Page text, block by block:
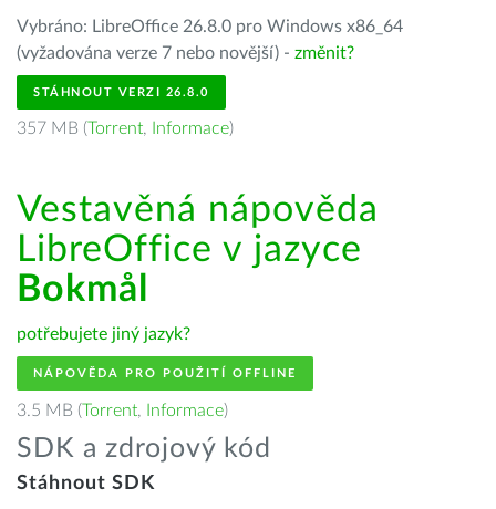
Vybráno: LibreOffice 26.8.0 pro Windows x86_64
(vyžadována verze 7 nebo novější) - změnit?
STÁHNOUT VERZI 26.8.0
357 MB (Torrent, Informace)
Vestavěná nápověda
LibreOffice v jazyce
Bokmål
potřebujete jiný jazyk?
NÁPOVĚDA PRO POUŽITÍ OFFLINE
3.5 MB (Torrent, Informace)
SDK a zdrojový kód
Stáhnout SDK